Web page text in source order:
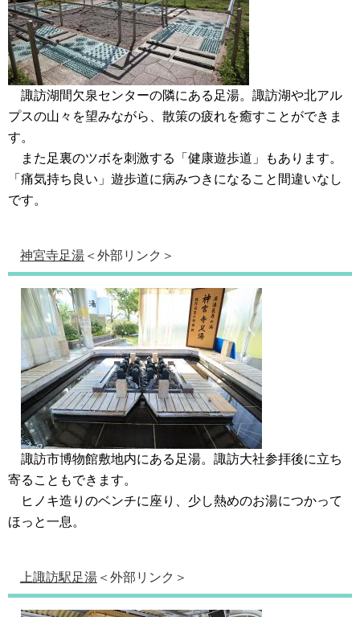
諏訪湖間欠泉センターの隣にある足湯。諏訪湖や北アル
プスの山々を望みながら、散策の疲れを癒すことができま
す。
また足裏のツボを刺激する「健康遊歩道」もあります。
「痛気持ち良い」遊歩道に病みつきになること間違いなし
です。
神宮寺足湯 ＜外部リンク＞
諏訪市博物館敷地内にある足湯。諏訪大社参拝後に立ち
寄ることもできます。
ヒノキ造りのベンチに座り、少し熱めのお湯につかって
ほっと一息。
上諏訪駅足湯 ＜外部リンク＞